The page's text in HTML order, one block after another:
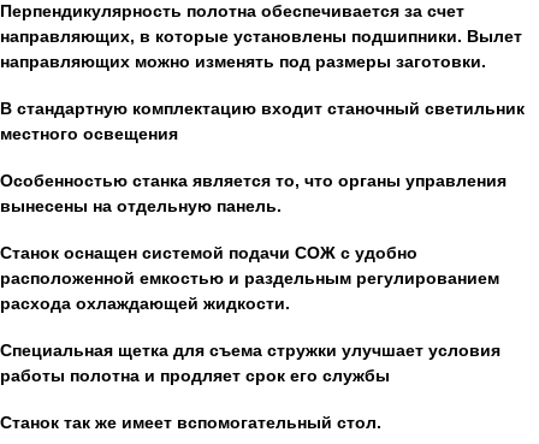
Перпендикулярность полотна обеспечивается за счет
направляющих, в которые установлены подшипники. Вылет
направляющих можно изменять под размеры заготовки.
В стандартную комплектацию входит станочный светильник
местного освещения
Особенностью станка является то, что органы управления
вынесены на отдельную панель.
Станок оснащен системой подачи СОЖ с удобно
расположенной емкостью и раздельным регулированием
расхода охлаждающей жидкости.
Специальная щетка для съема стружки улучшает условия
работы полотна и продляет срок его службы
Станок так же имеет вспомогательный стол.